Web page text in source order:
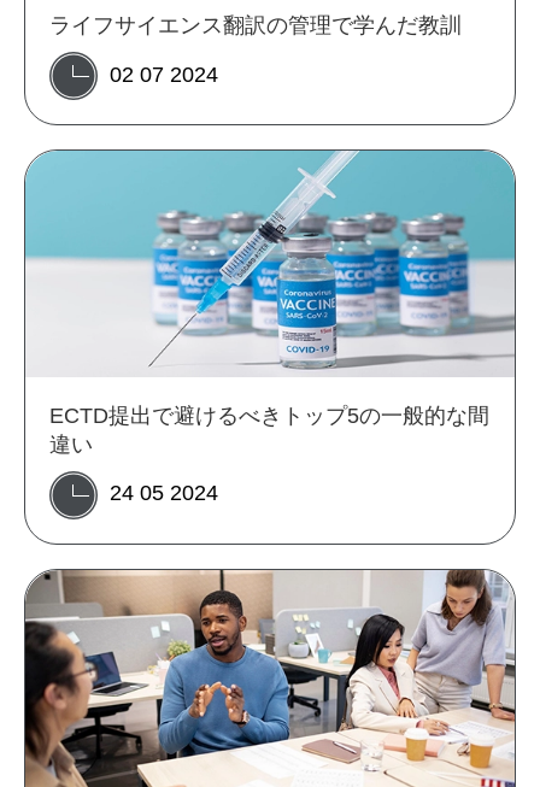
ライフサイエンス翻訳の管理で学んだ教訓
02 07 2024
ECTD提出で避けるべきトップ5の一般的な間
違い
24 05 2024